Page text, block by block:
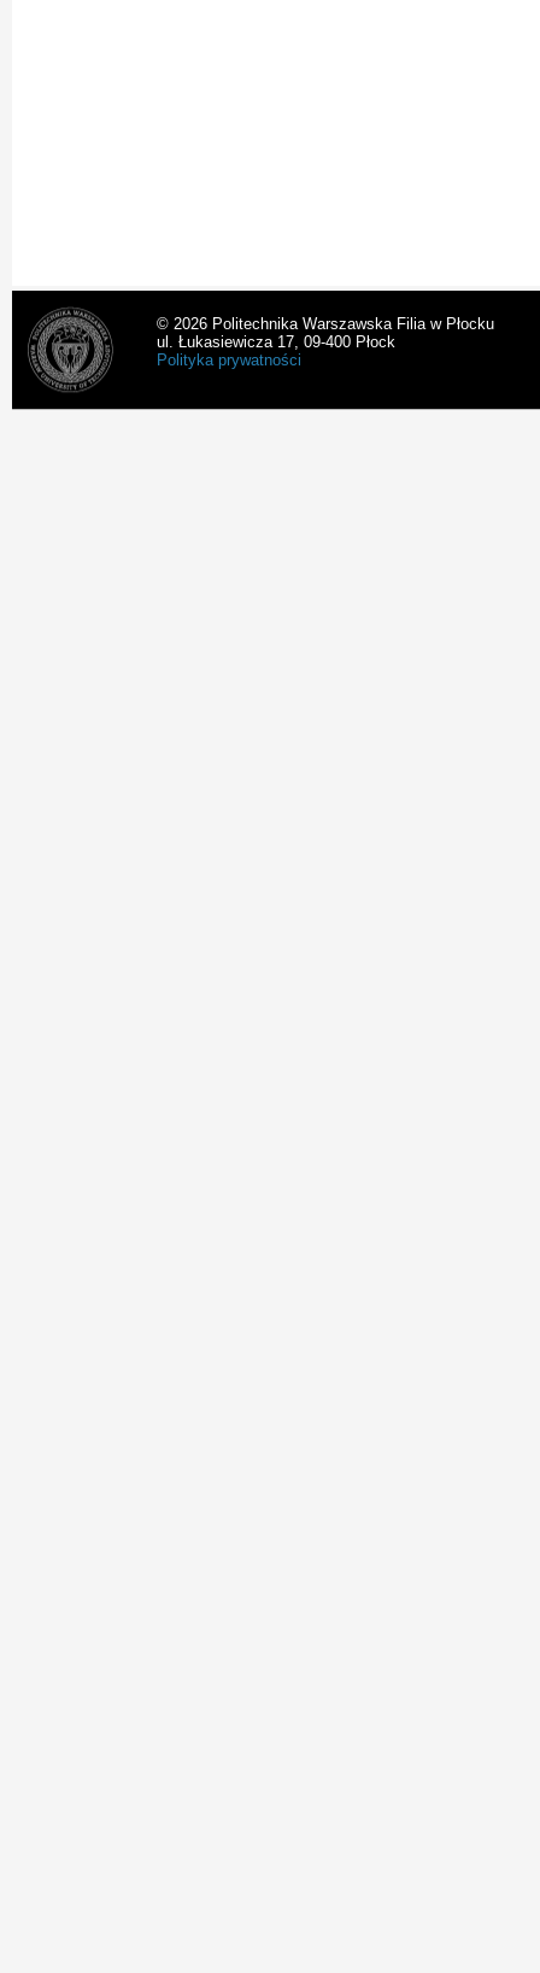
© 2026 Politechnika Warszawska Filia w Płocku
ul. Łukasiewicza 17, 09-400 Płock
Polityka prywatności